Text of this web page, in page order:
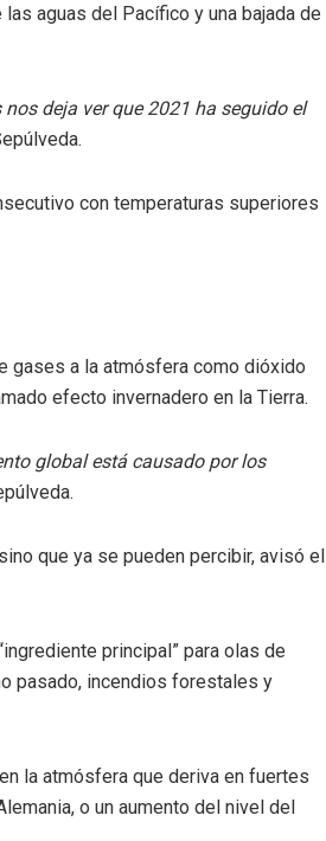
aguas del Pacífico y una bajada de
deja ver que 2021 ha seguido el
con temperaturas superiores
gases a la atmósfera como dióxido
efecto invernadero en la Tierra.
global está causado por los
que ya se pueden percibir, avisó el
principal” para olas de
pasado, incendios forestales y
la atmósfera que deriva en fuertes
o un aumento del nivel del